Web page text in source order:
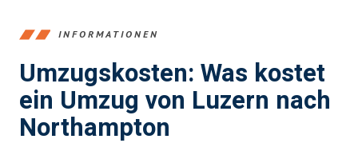
INFORMATIONEN
Umzugskosten: Was kostet
ein Umzug von Luzern nach
Northampton